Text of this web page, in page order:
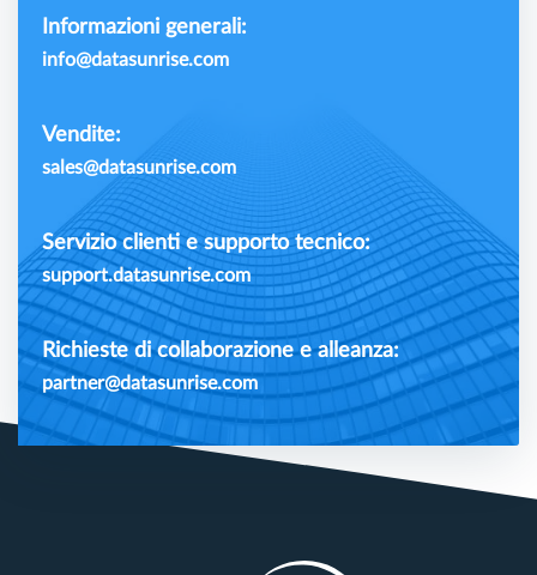
Informazioni generali:
info@datasunrise.com
Vendite:
sales@datasunrise.com
Servizio clienti e supporto tecnico:
support.datasunrise.com
Richieste di collaborazione e alleanza:
partner@datasunrise.com